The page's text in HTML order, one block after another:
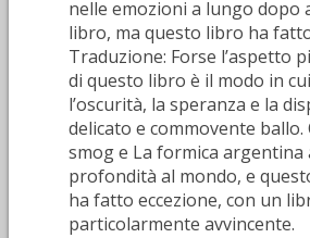
nelle emozioni a lungo dopo
libro, ma questo libro ha
Traduzione: Forse l’aspetto
di questo libro è il modo in
l’oscurità, la speranza e la
delicato e commovente ballo.
smog e La formica argentina
profondità al mondo, e
ha fatto eccezione, con un
particolarmente avvincente.